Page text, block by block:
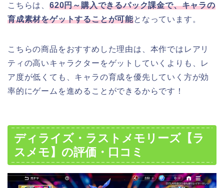
こちらは、 620円～購入できるパック課金で、キャラの
育成素材をゲットすることが可能となっています。
こちらの商品をおすすめした理由は、本作ではレアリ
ティの高いキャラクターをゲットしていくよりも、レ
ア度が低くても、キャラの育成を優先していく方が効
率的にゲームを進めることができるからです！
ディライズ・ラストメモリーズ【ラ
スメモ】の評価・口コミ